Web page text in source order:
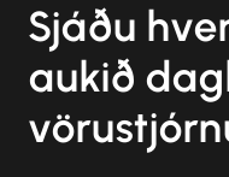
Sjáðu
aukið